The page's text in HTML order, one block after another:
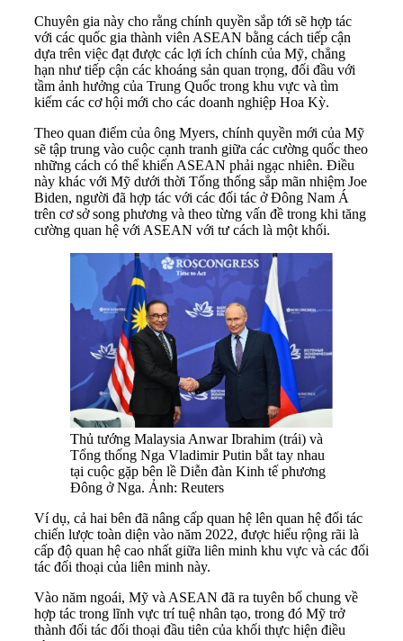
Chuyên gia này cho rằng chính quyền sắp tới sẽ hợp tác
với các quốc gia thành viên ASEAN bằng cách tiếp cận
dựa trên việc đạt được các lợi ích chính của Mỹ, chẳng
hạn như tiếp cận các khoáng sản quan trọng, đối đầu với
tầm ảnh hưởng của Trung Quốc trong khu vực và tìm
kiếm các cơ hội mới cho các doanh nghiệp Hoa Kỳ.
Theo quan điểm của ông Myers, chính quyền mới của Mỹ
sẽ tập trung vào cuộc cạnh tranh giữa các cường quốc theo
những cách có thể khiến ASEAN phải ngạc nhiên. Điều
này khác với Mỹ dưới thời Tổng thống sắp mãn nhiệm Joe
Biden, người đã hợp tác với các đối tác ở Đông Nam Á
trên cơ sở song phương và theo từng vấn đề trong khi tăng
cường quan hệ với ASEAN với tư cách là một khối.
Thủ tướng Malaysia Anwar Ibrahim (trái) và
Tổng thống Nga Vladimir Putin bắt tay nhau
tại cuộc gặp bên lề Diễn đàn Kinh tế phương
Đông ở Nga. Ảnh: Reuters
Ví dụ, cả hai bên đã nâng cấp quan hệ lên quan hệ đối tác
chiến lược toàn diện vào năm 2022, được hiểu rộng rãi là
cấp độ quan hệ cao nhất giữa liên minh khu vực và các đối
tác đối thoại của liên minh này.
Vào năm ngoái, Mỹ và ASEAN đã ra tuyên bố chung về
hợp tác trong lĩnh vực trí tuệ nhân tạo, trong đó Mỹ trở
thành đối tác đối thoại đầu tiên của khối thực hiện điều